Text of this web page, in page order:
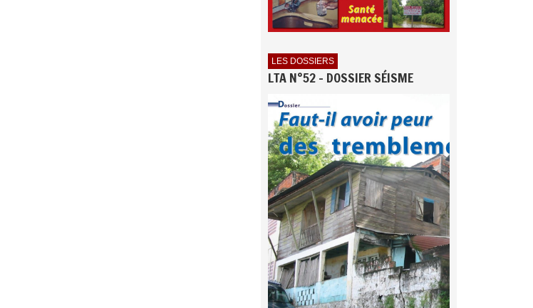
LES DOSSIERS
LTA N°52 - DOSSIER SÉISME